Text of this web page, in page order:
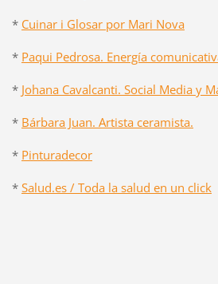
* Cuinar i Glosar por Mari Nova
* Paqui Pedrosa. Energía
* Johana Cavalcanti. Social Media y
* Bárbara Juan. Artista ceramista.
* Pinturadecor
* Salud.es / Toda la salud en un click